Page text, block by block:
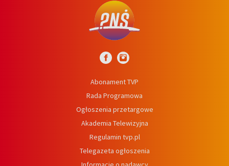
Abonament TVP
Rada Programowa
Ogłoszenia przetargowe
Akademia Telewizyjna
Regulamin tvp.pl
Telegazeta ogłoszenia